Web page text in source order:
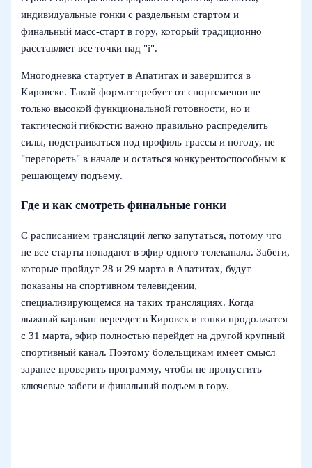
индивидуальные гонки с раздельным стартом и
финальный масс-старт в гору, который традиционно
расставляет все точки над "i".
Многодневка стартует в Апатитах и завершится в
Кировске. Такой формат требует от спортсменов не
только высокой функциональной готовности, но и
тактической гибкости: важно правильно распределить
силы, подстраиваться под профиль трассы и погоду, не
"перегореть" в начале и остаться конкурентоспособным к
решающему подъему.
Где и как смотреть финальные гонки
С расписанием трансляций легко запутаться, потому что
не все старты попадают в эфир одного телеканала. Забеги,
которые пройдут 28 и 29 марта в Апатитах, будут
показаны на спортивном телевидении,
специализирующемся на таких трансляциях. Когда
лыжный караван переедет в Кировск и гонки продолжатся
с 31 марта, эфир полностью перейдет на другой крупный
спортивный канал. Поэтому болельщикам имеет смысл
заранее проверить программу, чтобы не пропустить
ключевые забеги и финальный подъем в гору.